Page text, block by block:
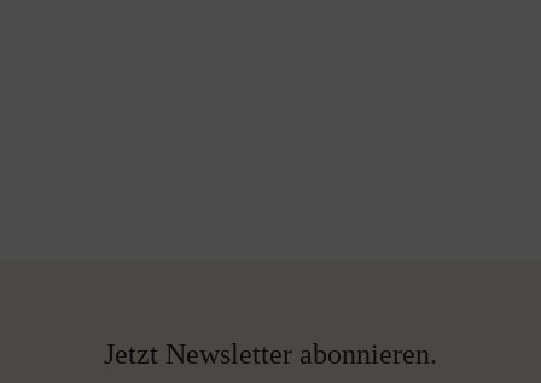
Jetzt Newsletter abonnieren.